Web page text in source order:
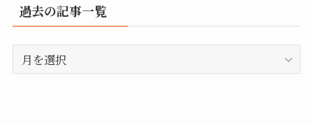
過去の記事一覧
去